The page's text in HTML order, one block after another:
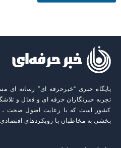
پایگاه خبری “خبرحرفه ای” رسانه ای
تجربه خبرنگاران حرفه ای و فعال و
کشور است که با رعایت اصول صحت
بخشی به مخاطبان با رویکردهای